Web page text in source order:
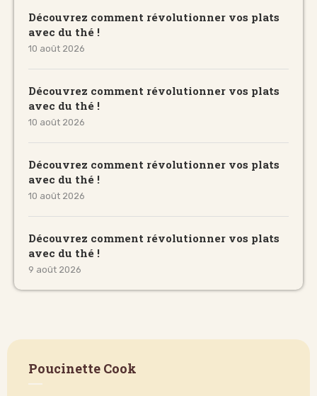
Découvrez comment révolutionner vos plats
avec du thé !
10 août 2026
Découvrez comment révolutionner vos plats
avec du thé !
10 août 2026
Découvrez comment révolutionner vos plats
avec du thé !
10 août 2026
Découvrez comment révolutionner vos plats
avec du thé !
9 août 2026
Poucinette Cook